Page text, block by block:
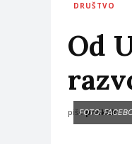
DRUŠTVO
Od
piše:prviklik
FOTO: